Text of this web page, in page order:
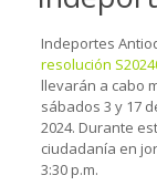
Indeportes
resolución
llevarán a cabo
sábados 3 y 17
2024. Durante
ciudadanía en
3:30 p.m.